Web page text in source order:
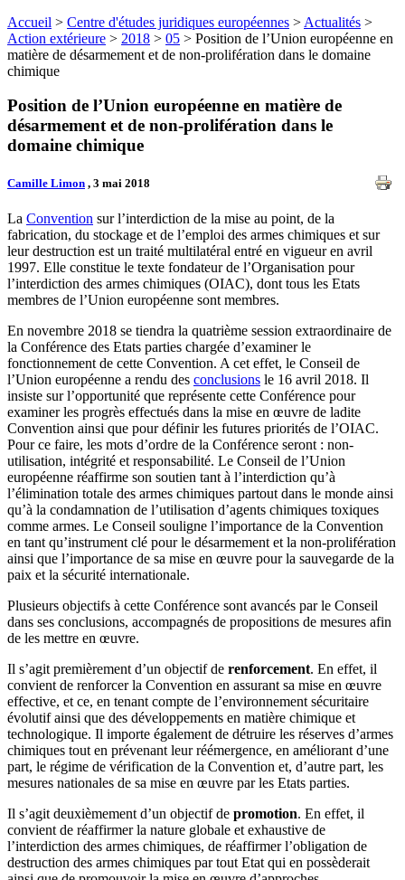
Accueil > Centre d'études juridiques européennes > Actualités >
Action extérieure > 2018 > 05 > Position de l’Union européenne en
matière de désarmement et de non-prolifération dans le domaine
chimique
Position de l’Union européenne en matière de
désarmement et de non-prolifération dans le
domaine chimique
Camille Limon , 3 mai 2018
La Convention sur l’interdiction de la mise au point, de la
fabrication, du stockage et de l’emploi des armes chimiques et sur
leur destruction est un traité multilatéral entré en vigueur en avril
1997. Elle constitue le texte fondateur de l’Organisation pour
l’interdiction des armes chimiques (OIAC), dont tous les Etats
membres de l’Union européenne sont membres.
En novembre 2018 se tiendra la quatrième session extraordinaire de
la Conférence des Etats parties chargée d’examiner le
fonctionnement de cette Convention. A cet effet, le Conseil de
l’Union européenne a rendu des conclusions le 16 avril 2018. Il
insiste sur l’opportunité que représente cette Conférence pour
examiner les progrès effectués dans la mise en œuvre de ladite
Convention ainsi que pour définir les futures priorités de l’OIAC.
Pour ce faire, les mots d’ordre de la Conférence seront : non-
utilisation, intégrité et responsabilité. Le Conseil de l’Union
européenne réaffirme son soutien tant à l’interdiction qu’à
l’élimination totale des armes chimiques partout dans le monde ainsi
qu’à la condamnation de l’utilisation d’agents chimiques toxiques
comme armes. Le Conseil souligne l’importance de la Convention
en tant qu’instrument clé pour le désarmement et la non-prolifération
ainsi que l’importance de sa mise en œuvre pour la sauvegarde de la
paix et la sécurité internationale.
Plusieurs objectifs à cette Conférence sont avancés par le Conseil
dans ses conclusions, accompagnés de propositions de mesures afin
de les mettre en œuvre.
Il s’agit premièrement d’un objectif de renforcement. En effet, il
convient de renforcer la Convention en assurant sa mise en œuvre
effective, et ce, en tenant compte de l’environnement sécuritaire
évolutif ainsi que des développements en matière chimique et
technologique. Il importe également de détruire les réserves d’armes
chimiques tout en prévenant leur réémergence, en améliorant d’une
part, le régime de vérification de la Convention et, d’autre part, les
mesures nationales de sa mise en œuvre par les Etats parties.
Il s’agit deuxièmement d’un objectif de promotion. En effet, il
convient de réaffirmer la nature globale et exhaustive de
l’interdiction des armes chimiques, de réaffirmer l’obligation de
destruction des armes chimiques par tout Etat qui en possèderait